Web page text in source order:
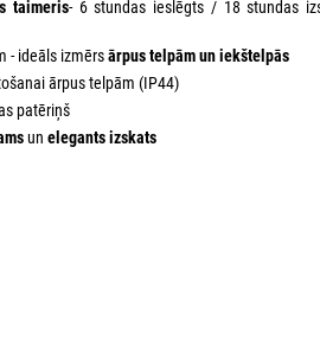
taimeris- 6 stundas ieslēgts / 18 stundas
- ideāls izmērsārpus telpām un iekštelpās
ārpus telpām (IP44)
patēriņš
un elegants izskats